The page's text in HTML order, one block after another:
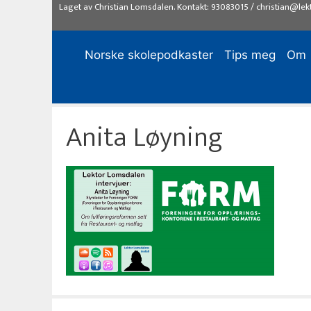
Laget avChristian Lomsdalen. Kontakt: 93083015/
Norske skolepodkaster Tips meg Om
Anita Løyning